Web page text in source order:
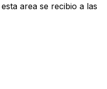
area se recibio a las